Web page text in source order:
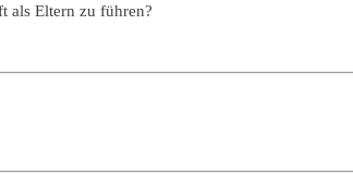
als Eltern zu führen?